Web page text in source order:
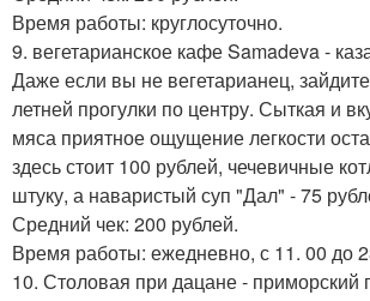
Время работы: круглосуточно.
9. вегетарианское кафе Samadeva -
Даже если вы не вегетарианец,
летней прогулки по центру. Сыткая и
мяса приятное ощущение легкости
здесь стоит 100 рублей, чечевичные
штуку, а наваристый суп "Дал" - 75
Средний чек: 200 рублей.
Время работы: ежедневно, с 11. 00 до
10. Столовая при дацане - приморский